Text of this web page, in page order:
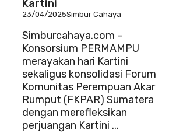
Kartini
23/04/2025Simbur Cahaya
Simburcahaya.com –
Konsorsium PERMAMPU
merayakan hari Kartini
sekaligus konsolidasi Forum
Komunitas Perempuan Akar
Rumput (FKPAR) Sumatera
dengan merefleksikan
perjuangan Kartini ...